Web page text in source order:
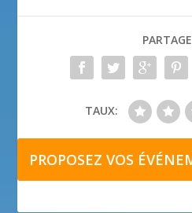
TAUX:
PROPOSEZ VOS